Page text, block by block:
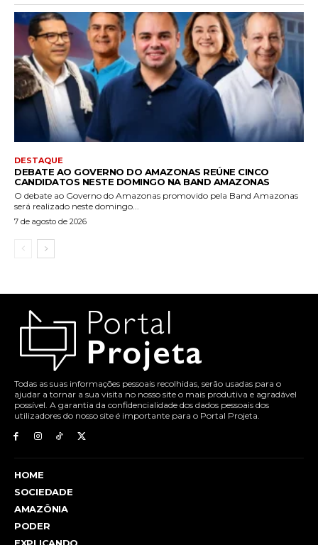
DESTAQUE
DEBATE AO GOVERNO DO AMAZONAS REÚNE CINCO
CANDIDATOS NESTE DOMINGO NA BAND AMAZONAS
O debate ao Governo do Amazonas promovido pela Band Amazonas
será realizado neste domingo...
7 de agosto de 2026
Todas as suas informações pessoais recolhidas, serão usadas para o
ajudar a tornar a sua visita no nosso site o mais produtiva e agradável
possível. A garantia da confidencialidade dos dados pessoais dos
utilizadores do nosso site é importante para o Portal Projeta.
HOME
SOCIEDADE
AMAZÔNIA
PODER